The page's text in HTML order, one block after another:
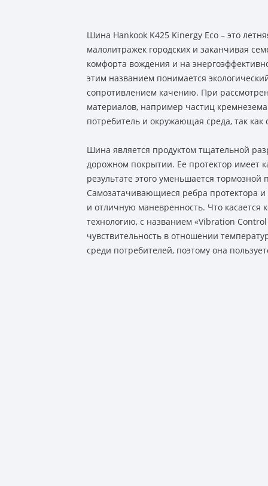
Шина Hankook K425 Kinergy Eco – это
малолитражек городских и заканчивая
комфорта вождения и на
этим названием понимается
сопротивлением качению. При
материалов, например частиц
потребитель и окружающая среда, так как
Шина является продуктом тщательной
дорожном покрытии. Ее протектор имеет
результате этого уменьшается
Самозатачивающиеся ребра протектора
и отличную маневренность. Что
технологию, с названием «Vibration
чувствительность в отношении
среди потребителей, поэтому она